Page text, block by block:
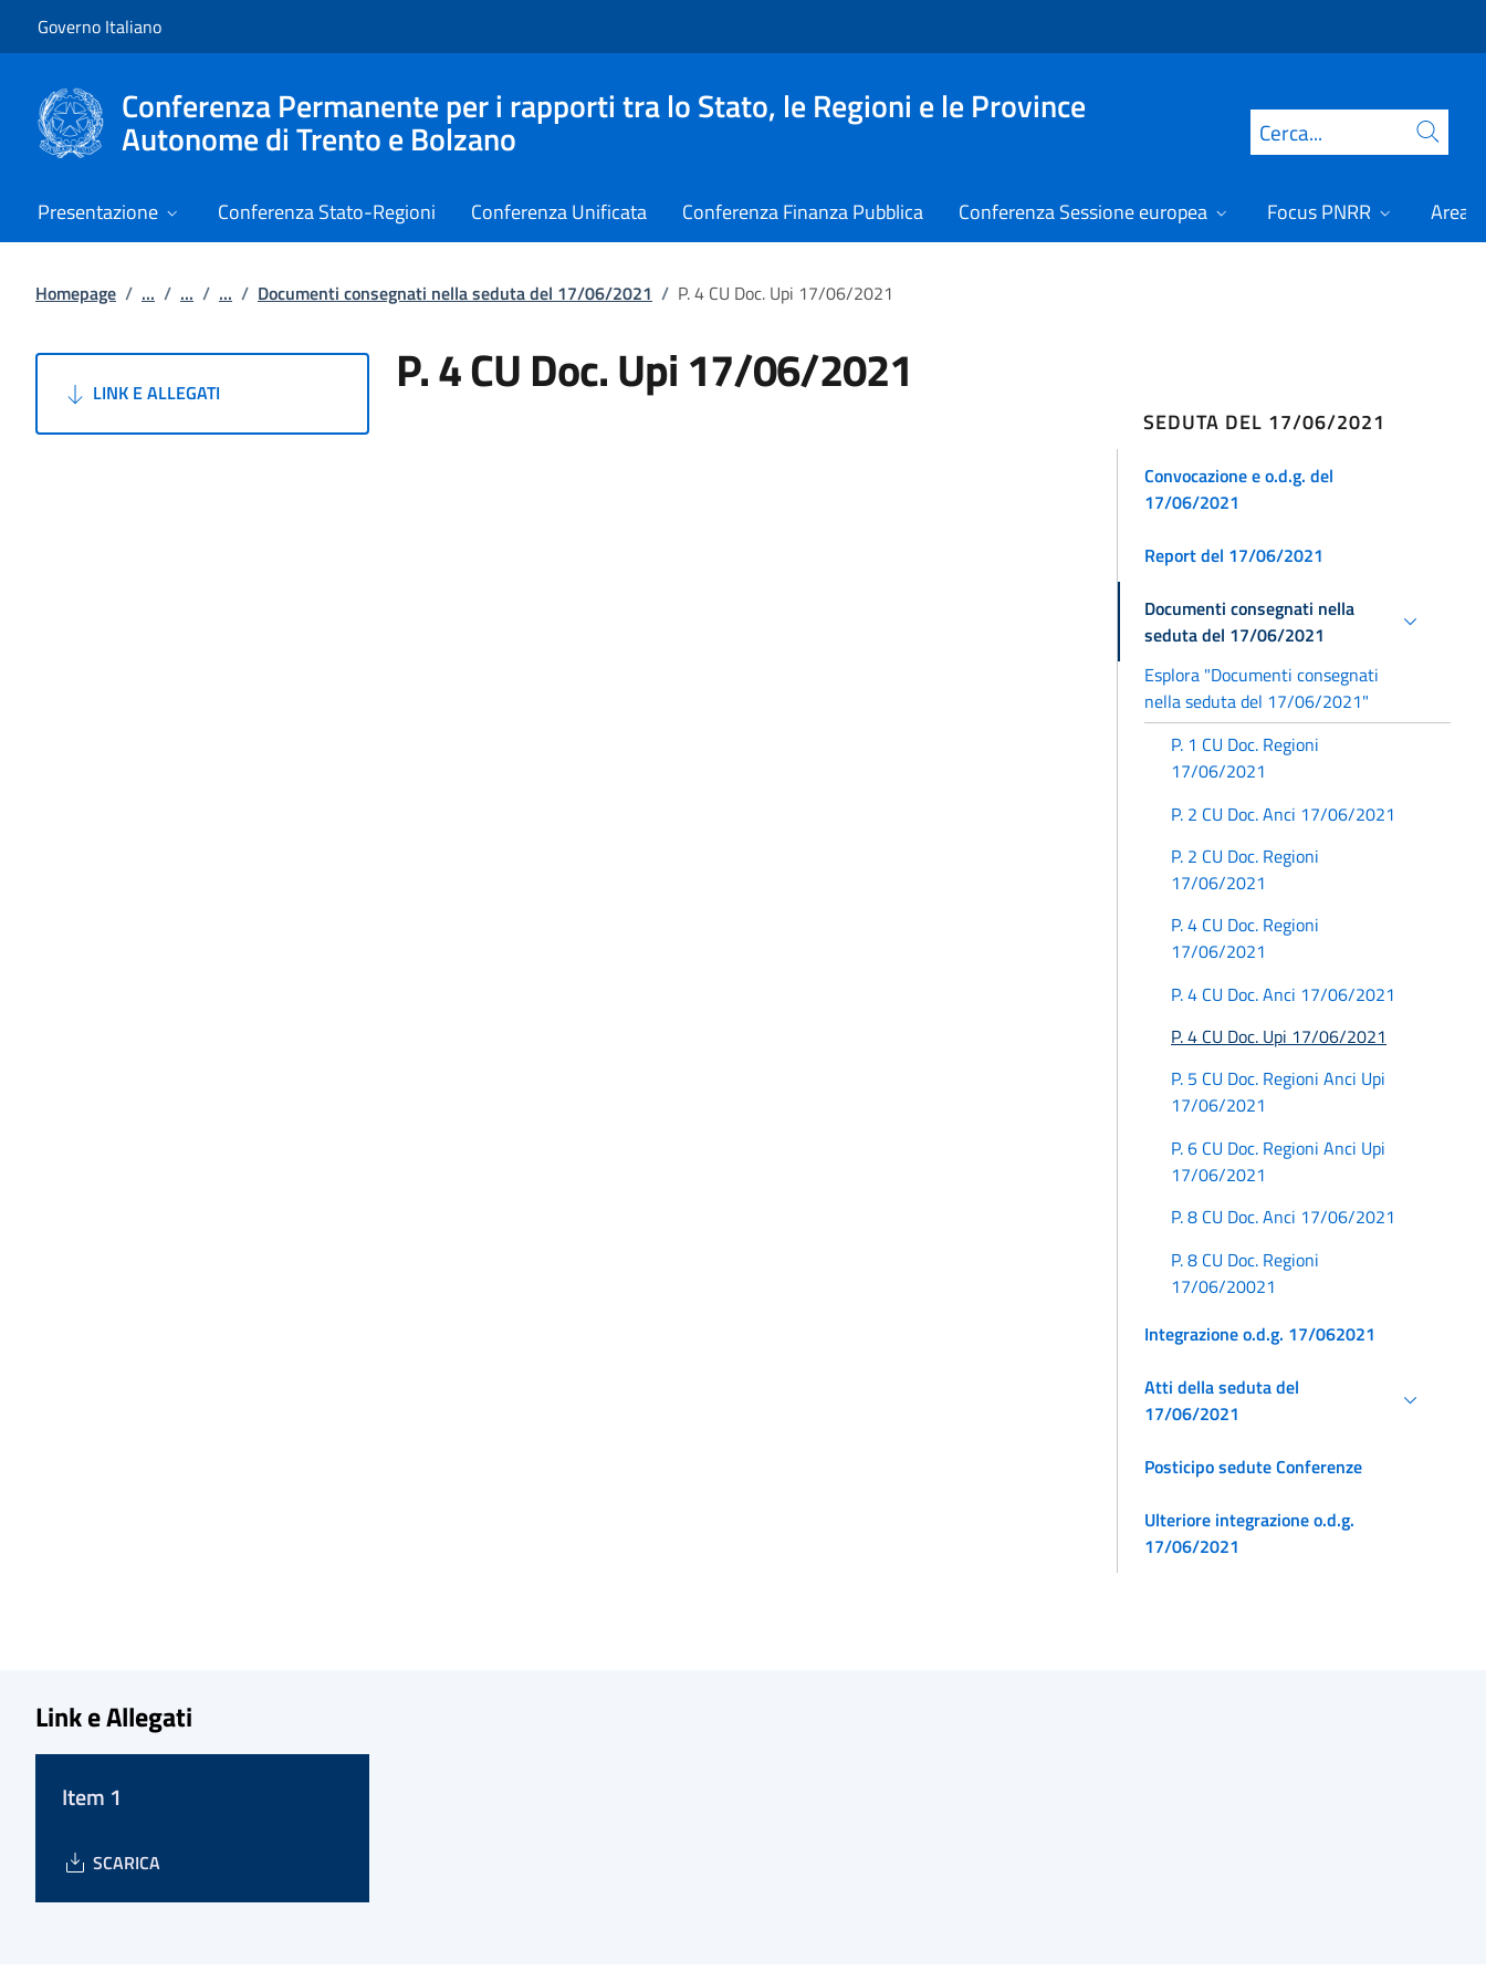
Governo Italiano
Conferenza Permanente per i rapporti tra lo Stato, le Regioni e le Province
Autonome di Trento e Bolzano Cerca
Presentazione Conferenza Stato-Regioni Conferenza Unificata Conferenza Finanza Pubblica Conferenza Sessione europea Focus PNRR Area
Homepage / ... / ... / ... / Documenti consegnati nella seduta del 17/06/2021 / P. 4 CU Doc. Upi 17/06/2021
LINK E ALLEGATI P. 4 CU Doc. Upi 17/06/2021
SEDUTA DEL 17/06/2021
Convocazione e o.d.g. del
17/06/2021
Report del 17/06/2021
Documenti consegnati nella
seduta del 17/06/2021
Esplora "Documenti consegnati
nella seduta del 17/06/2021"
P. 1 CU Doc. Regioni
17/06/2021
P. 2 CU Doc. Anci 17/06/2021
P. 2 CU Doc. Regioni
17/06/2021
P. 4 CU Doc. Regioni
17/06/2021
P. 4 CU Doc. Anci 17/06/2021
P. 4 CU Doc. Upi 17/06/2021
P. 5 CU Doc. Regioni Anci Upi
17/06/2021
P. 6 CU Doc. Regioni Anci Upi
17/06/2021
P. 8 CU Doc. Anci 17/06/2021
P. 8 CU Doc. Regioni
17/06/20021
Integrazione o.d.g. 17/062021
Atti della seduta del
17/06/2021
Posticipo sedute Conferenze
Ulteriore integrazione o.d.g.
17/06/2021
Link e Allegati
Item 1
SCARICA